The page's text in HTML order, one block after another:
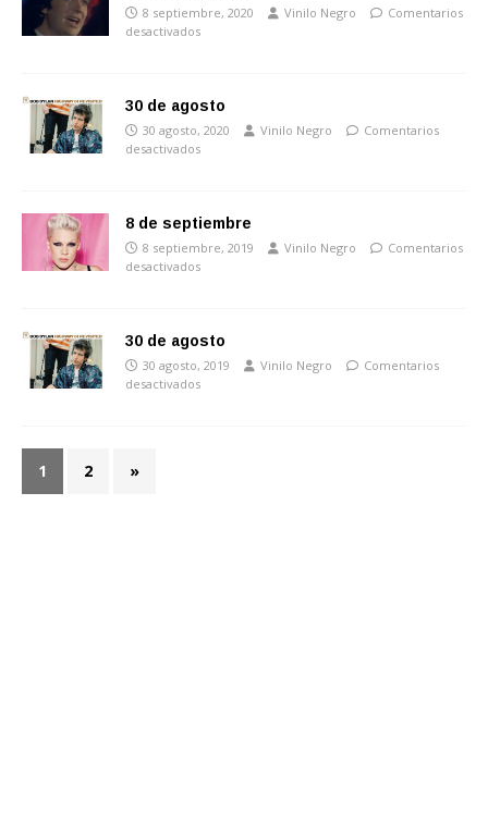
8 septiembre, 2020 Vinilo Negro
Comentarios
desactivados
30 de agosto
30 agosto, 2020 Vinilo Negro
Comentarios
desactivados
8 de septiembre
8 septiembre, 2019 Vinilo Negro
Comentarios
desactivados
30 de agosto
30 agosto, 2019 Vinilo Negro
Comentarios
desactivados
1 2 »